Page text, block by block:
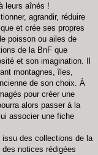
leurs aînés !
agrandir, réduire
et crée ses propres
poisson ou ailes de
de la BnF que
et son imagination. Il
montagnes, îles,
de son choix. À
pour créer une
alors passer à la
associer une fiche
issu des collections de la
notices rédigées